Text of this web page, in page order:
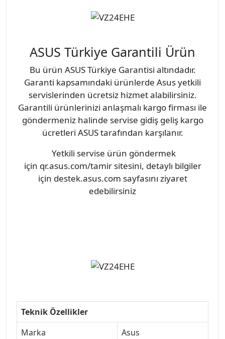
ASUS Türkiye Garantili Ürün
Bu ürün ASUS Türkiye Garantisi altındadır.
Garanti kapsamındaki ürünlerde Asus yetkili
servislerinden ücretsiz hizmet alabilirsiniz.
Garantili ürünlerinizi anlaşmalı kargo firması ile
göndermeniz halinde servise gidiş geliş kargo
ücretleri ASUS tarafından karşılanır.
Yetkili servise ürün göndermek
için qr.asus.com/tamir sitesini, detaylı bilgiler
için destek.asus.com sayfasını ziyaret
edebilirsiniz
Teknik Özellikler
Marka
Asus